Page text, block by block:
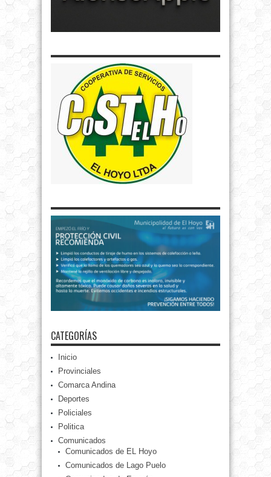
CATEGORÍAS
Inicio
Provinciales
Comarca Andina
Deportes
Policiales
Politica
Comunicados
Comunicados de EL Hoyo
Comunicados de Lago Puelo